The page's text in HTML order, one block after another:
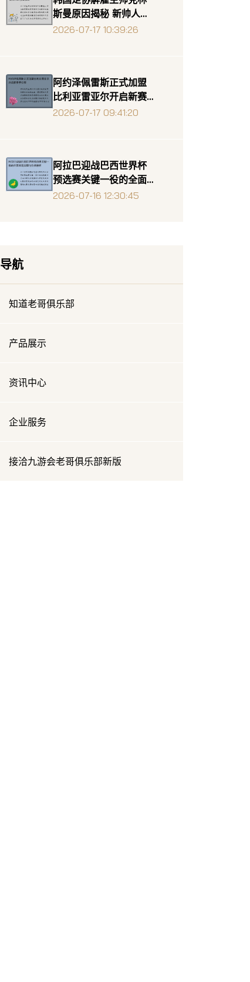
斯曼原因揭秘 新帅人选
引发热议
2026-07-17 10:39:26
阿约泽佩雷斯正式加盟
比利亚雷亚尔开启新赛
季征程
2026-07-17 09:41:20
阿拉巴迎战巴西世界杯
预选赛关键一役的全面
表现回顾与价值解析
2026-07-16 12:30:45
导航
知道老哥俱乐部
产品展示
资讯中心
企业服务
接洽九游会老哥俱乐部新版